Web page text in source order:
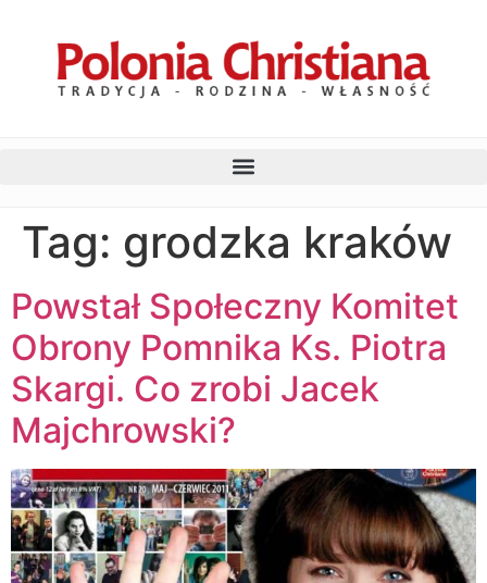
Tag: grodzka kraków
Powstał Społeczny Komitet
Obrony Pomnika Ks. Piotra
Skargi. Co zrobi Jacek
Majchrowski?